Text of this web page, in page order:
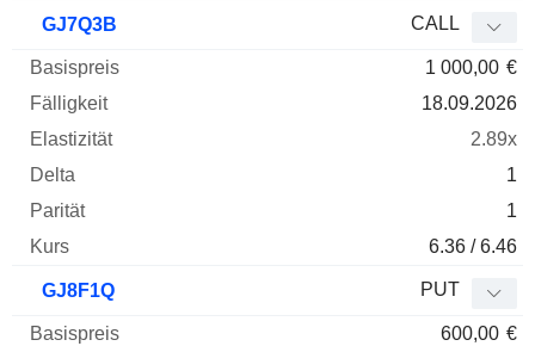
GJ7Q3B CALL
1 000,00 €
18.09.2026
2.89x
1
1
6.36 / 6.46
GJ8F1Q PUT
600,00 €